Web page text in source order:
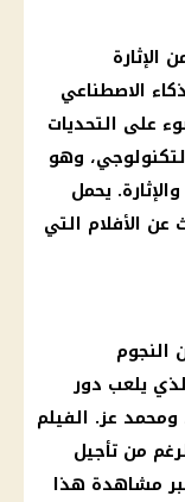
الاصطناعي
على التحديات
وهو
يحمل
عن الأفلام التي
يلعب دور
عز. الفيلم
من تأجيل
مشاهدة هذا